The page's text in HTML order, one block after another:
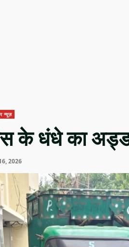
न्यूज़
के धंधे का
2026